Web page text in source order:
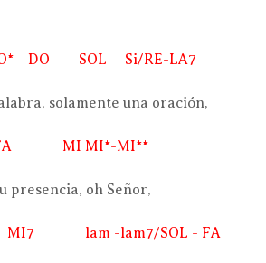
DO SOL Si/RE-LA7
solamente una oración,
MI MI*-MI**
presencia, oh Señor,
lam -lam7/SOL - FA